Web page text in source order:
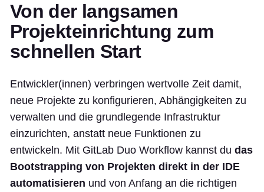
Von der langsamen
Projekteinrichtung zum
schnellen Start
Entwickler(innen) verbringen wertvolle Zeit damit,
neue Projekte zu konfigurieren, Abhängigkeiten zu
verwalten und die grundlegende Infrastruktur
einzurichten, anstatt neue Funktionen zu
entwickeln. Mit GitLab Duo Workflow kannst du das
Bootstrapping von Projekten direkt in der IDE
automatisieren und von Anfang an die richtigen